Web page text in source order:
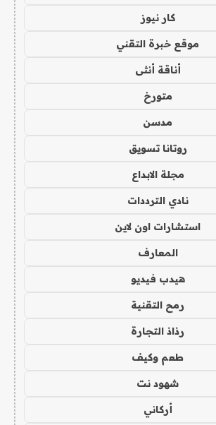
كار نيوز
موقع خبرة التقني
أناقة أنثى
متورخ
مدسن
روتانا تسويق
مجلة الابداع
نادي الترددات
استشارات اون لاين
المعارف
هيدب فيديو
رمح التقنية
رذاذ التجارة
طعم وكيف
شهود نت
أركاني